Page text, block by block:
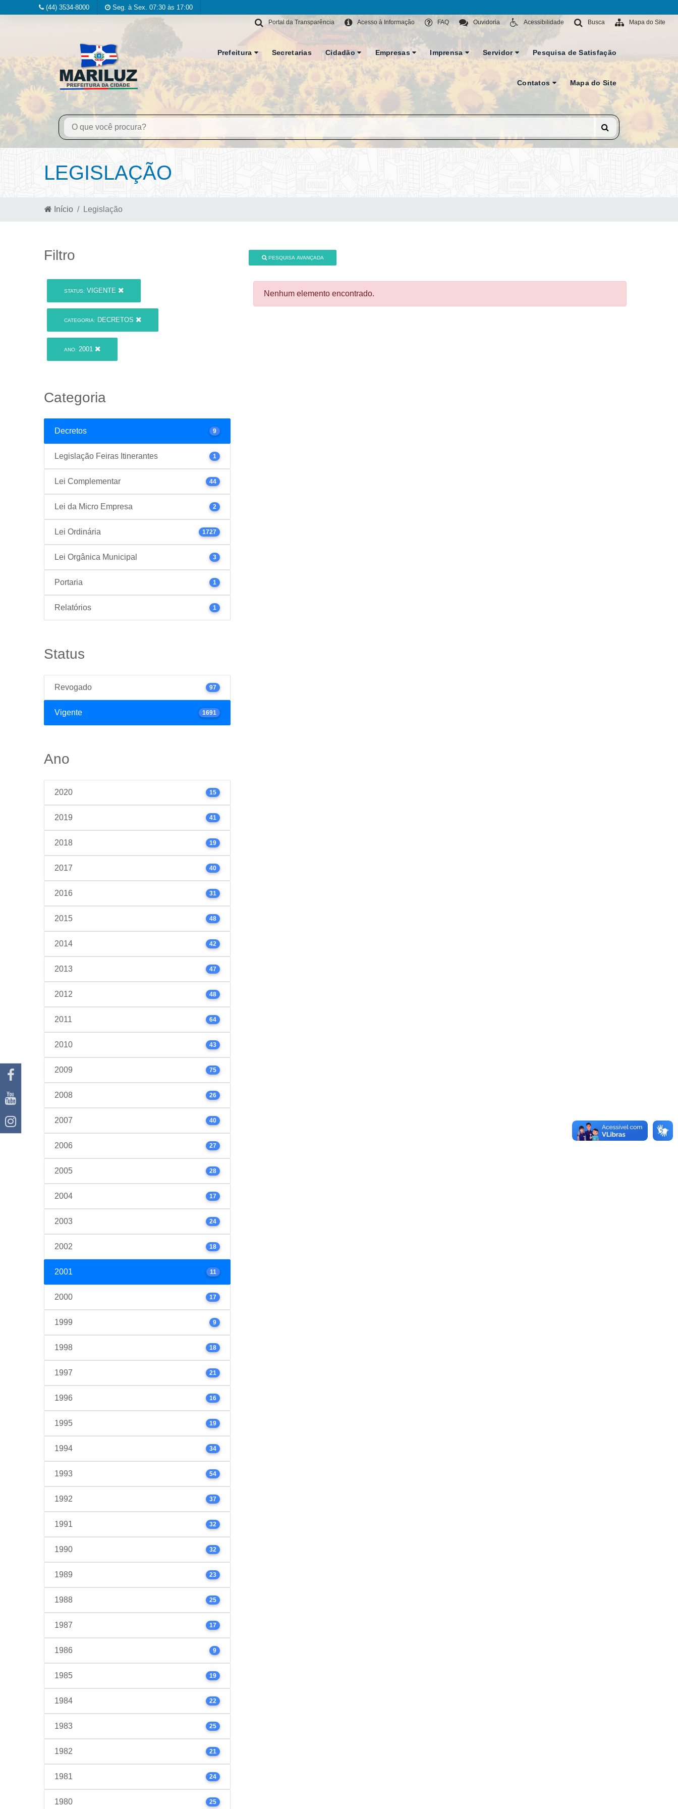
(44) 3534-8000 Seg. à Sex. 07:30 às 17:00
Mapa do Site
Busca
Acessibilidade
Ouvidoria
FAQ
Acesso à Informação
Portal da Transparência
Prefeitura Secretarias Cidadão Empresas Imprensa Servidor Pesquisa de Satisfação
Contatos Mapa do Site
LEGISLAÇÃO
Início Legislação
Filtro
STATUS: VIGENTE
CATEGORIA: DECRETOS
ANO: 2001
Categoria
Decretos 9
Legislação Feiras Itinerantes 1
Lei Complementar 44
Lei da Micro Empresa 2
Lei Ordinária 1727
Lei Orgânica Municipal 3
Portaria 1
Relatórios 1
Status
Revogado 97
Vigente 1691
Ano
2020 15
2019 41
2018 19
2017 40
2016 31
2015 48
2014 42
2013 47
2012 48
2011 64
2010 43
2009 75
2008 26
2007 40
2006 27
2005 28
2004 17
2003 24
2002 18
2001 11
2000 17
1999 9
1998 18
1997 21
1996 16
1995 19
1994 34
1993 54
1992 37
1991 32
1990 32
1989 23
1988 25
1987 17
1986 9
1985 19
1984 22
1983 25
1982 21
1981 24
1980 25
PESQUISA AVANÇADA
Nenhum elemento encontrado.